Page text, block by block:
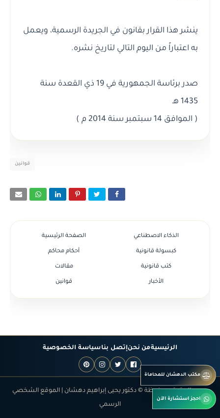
ينشر هذا القرار بقانون في الجريدة الرسمية، ويعمل
به اعتباراً من اليوم التالي لتاريخ نشره.
صدر برئاسة الجمهورية في 19 ذي القعدة سنة
1435 هـ
( الموافق 14 سبتمبر سنة 2014 م )
قوانين
الصفحة الرئيسية الذكاء الاصطناعي
أحكام محاكم كبسولة قانونية
مقالات كتب قانونية
قوانين الأخبار
الرئيسيةمن نحنإتصل بناسياسة الخصوصية
جميع الحقوق محفوظة © دكتور يحيى إبراهيم دهشان | الموقع الشخصي
الرسمي
مكتب الدهشان للمحاماة
احجز استشارة الآن